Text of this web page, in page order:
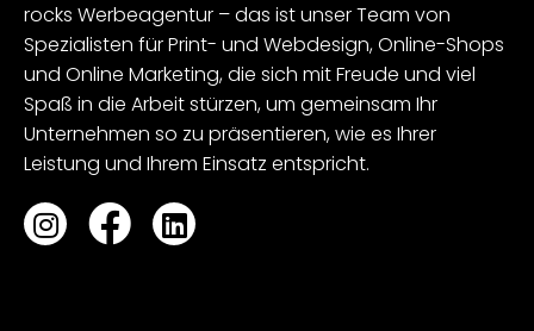
rocks Werbeagentur – das ist unser Team von
Spezialisten für Print- und Webdesign, Online-Shops
und Online Marketing, die sich mit Freude und viel
Spaß in die Arbeit stürzen, um gemeinsam Ihr
Unternehmen so zu präsentieren, wie es Ihrer
Leistung und Ihrem Einsatz entspricht.